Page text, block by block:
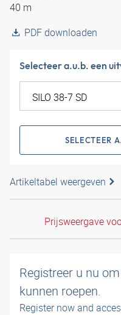
40 m
PDF downloaden
Selecteer a.u.b. een
SELECTEER
Artikeltabel weergeven
Prijsweergave
Registreer u nu
kunnen roepen.
Register now and